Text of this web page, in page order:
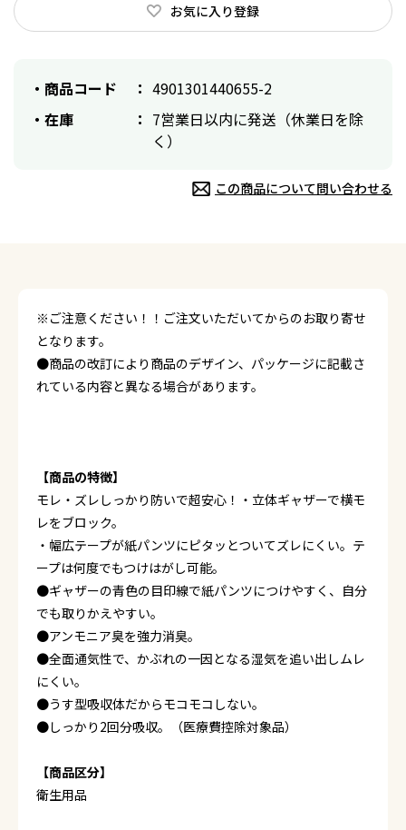
お気に入り登録
商品コード
4901301440655-2
在庫
7営業日以内に発送（休業日を除
く）
この商品について問い合わせる
※ご注意ください！！ご注文いただいてからのお取り寄せ
となります。
●商品の改訂により商品のデザイン、パッケージに記載さ
れている内容と異なる場合があります。
【商品の特徴】
モレ・ズレしっかり防いで超安心！・立体ギャザーで横モ
レをブロック。
・幅広テープが紙パンツにピタッとついてズレにくい。テ
ープは何度でもつけはがし可能。
●ギャザーの青色の目印線で紙パンツにつけやすく、自分
でも取りかえやすい。
●アンモニア臭を強力消臭。
●全面通気性で、かぶれの一因となる湿気を追い出しムレ
にくい。
●うす型吸収体だからモコモコしない。
●しっかり2回分吸収。（医療費控除対象品）
【商品区分】
衛生用品